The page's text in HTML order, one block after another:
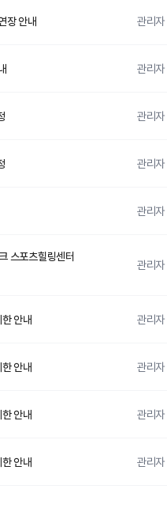
장 안내 관리자
관리자
관리자
관리자
관리자
스포츠힐링센터
관리자
안내 관리자
안내 관리자
안내 관리자
안내 관리자